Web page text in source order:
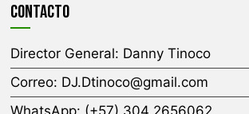
CONTACTO
Director General: Danny Tinoco
Correo: DJ.Dtinoco@gmail.com